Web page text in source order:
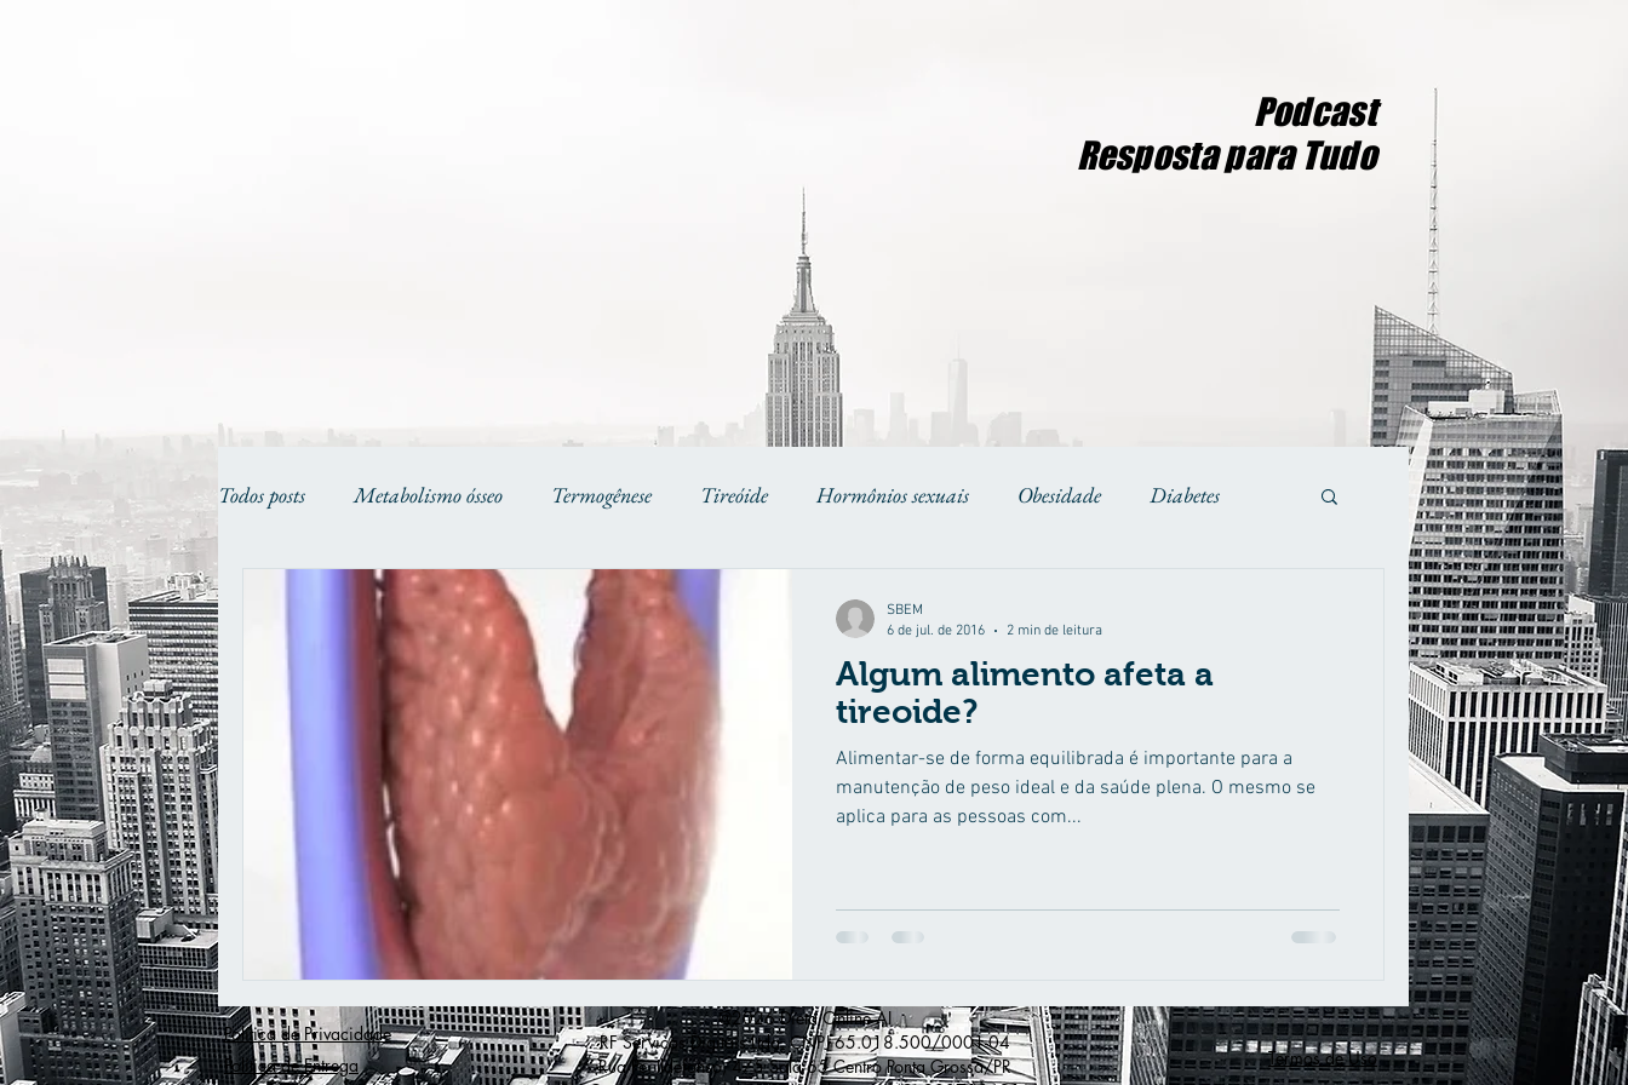
Podcast
Resposta para Tudo
Todos posts Metabolismo ósseo Termogênese Tireóide Hormônios sexuais Obesidade Diabetes
Motivação Dislipidemia
Algum alimento afeta a
tireoide?
Alimentar-se de forma equilibrada é importante para a
manutenção de peso ideal e da saúde plena. O mesmo se
aplica para as pessoas com...
SBEM
6 de jul. de 2016
2 min de leitura
Política de Privacidade
@2026 Dieta Online AI
RF Servicos Digitais Ltda. CNPJ 65.018.500/0001-04
Rua Pe. Ildefonso, 475 Sala 65 Centro Ponta Grossa/PR
Política de Entrega Termos de Uso